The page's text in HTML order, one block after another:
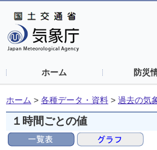
ホーム 防災
ホーム > 各種データ・資料 > 過去の気
１時間ごとの値